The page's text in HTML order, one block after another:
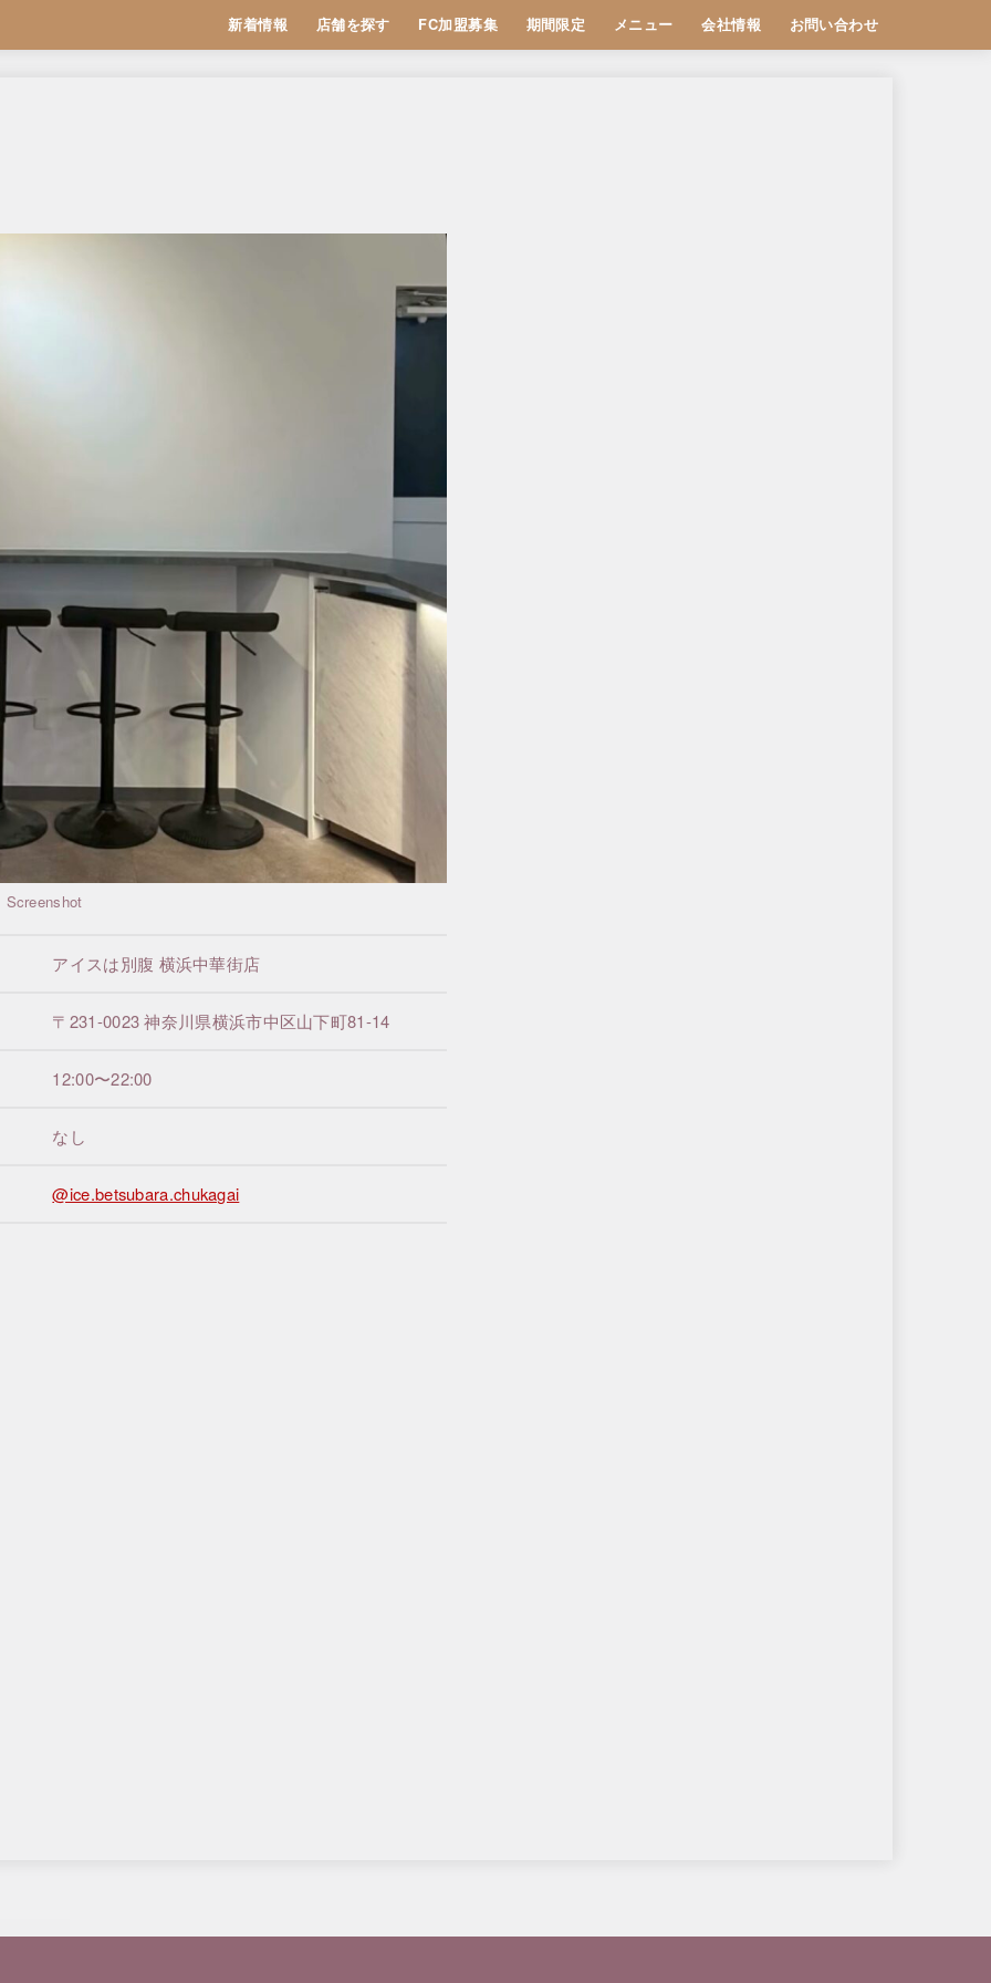
新着情報 店舗を探す FC加盟募集 期間限定 メニュー 会社情報 お問い合わせ
Screenshot
アイスは別腹 横浜中華街店
〒231-0023 神奈川県横浜市中区山下町81-14
12:00〜22:00
なし
@ice.betsubara.chukagai